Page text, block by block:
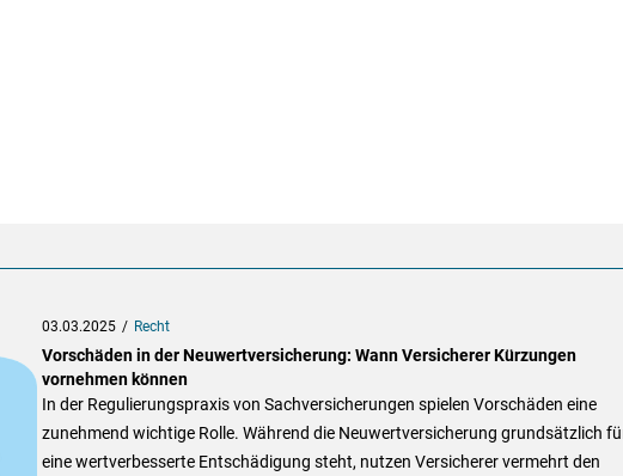
03.03.2025 Recht
Vorschäden in der Neuwertversicherung: Wann Versicherer Kürzungen
vornehmen können
In der Regulierungspraxis von Sachversicherungen spielen Vorschäden eine
zunehmend wichtige Rolle. Während die Neuwertversicherung grundsätzlich
eine wertverbesserte Entschädigung steht, nutzen Versicherer vermehrt den